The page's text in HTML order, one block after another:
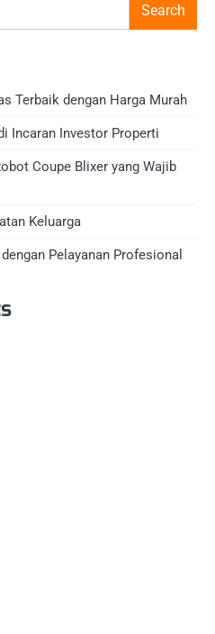
Search
Terbaik dengan Harga Murah
Incaran Investor Properti
Coupe Blixer yang Wajib
Keluarga
Pelayanan Profesional